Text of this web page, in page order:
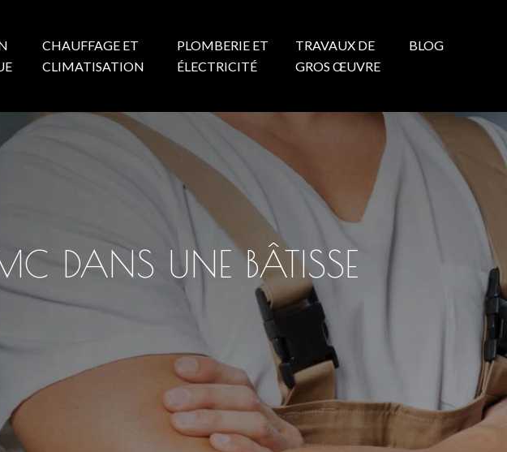
CHAUFFAGE ET
CLIMATISATION
PLOMBERIE ET
ÉLECTRICITÉ
TRAVAUX DE
GROS ŒUVRE
BLOG
DANS UNE BÂTISSE